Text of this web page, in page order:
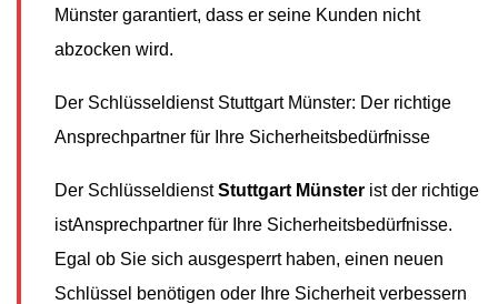
Münster garantiert, dass er seine Kunden nicht
abzocken wird.
Der Schlüsseldienst Stuttgart Münster: Der richtige
Ansprechpartner für Ihre Sicherheitsbedürfnisse
Der SchlüsseldienstStuttgart Münster ist der richtige
istAnsprechpartner für Ihre Sicherheitsbedürfnisse.
Egal ob Sie sich ausgesperrt haben, einen neuen
Schlüssel benötigen oder Ihre Sicherheit verbessern